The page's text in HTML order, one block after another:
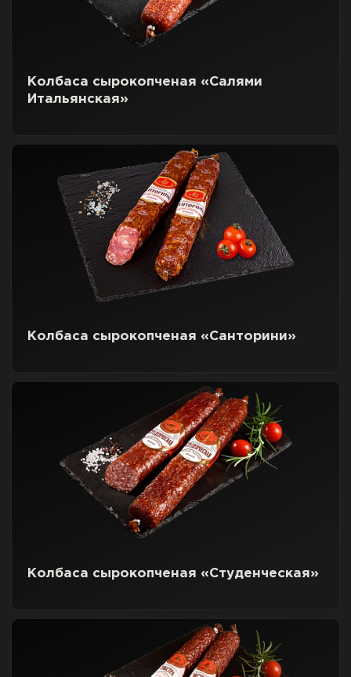
Колбаса сырокопченая «Салями
Итальянская»
Колбаса сырокопченая «Санторини»
Колбаса сырокопченая «Студенческая»